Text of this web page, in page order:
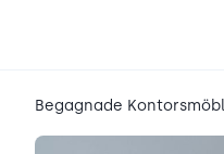
Begagnade